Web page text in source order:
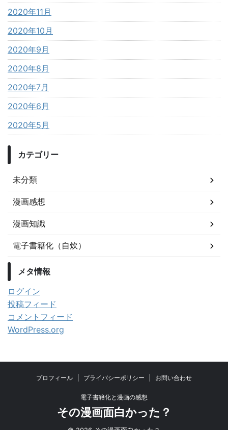
2020年11月
2020年10月
2020年9月
2020年8月
2020年7月
2020年6月
2020年5月
カテゴリー
未分類
漫画感想
漫画知識
電子書籍化（自炊）
メタ情報
ログイン
投稿フィード
コメントフィード
WordPress.org
プロフィール プライバシーポリシー お問い合わせ
電子書籍化と漫画の感想
その漫画面白かった？